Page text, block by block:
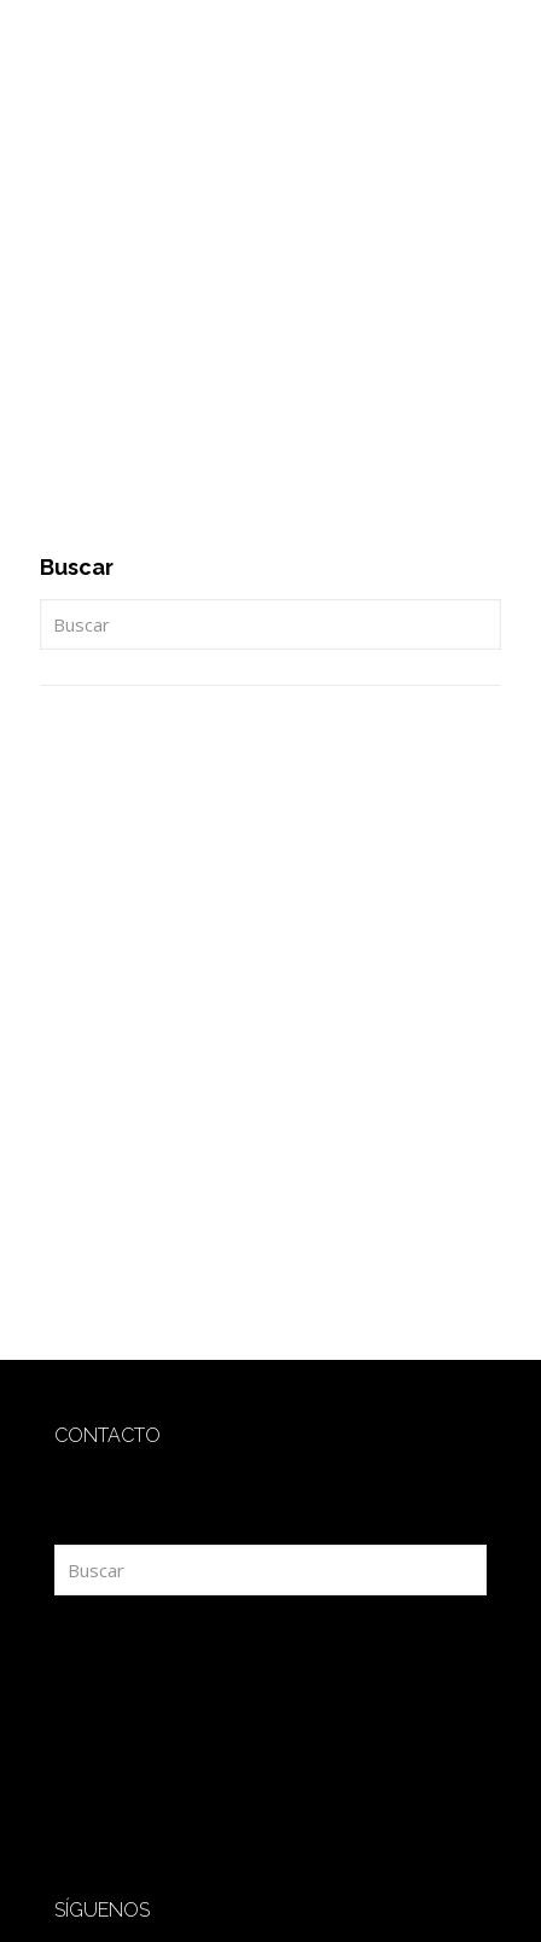
Buscar
CONTACTO
SÍGUENOS